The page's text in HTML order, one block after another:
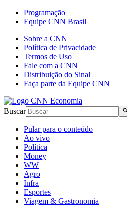
Programação
Equipe CNN Brasil
Sobre a CNN
Política de Privacidade
Termos de Uso
Fale com a CNN
Distribuição do Sinal
Faça parte da Equipe CNN
Buscar
Pular para o conteúdo
Ao vivo
Política
Money
WW
Agro
Infra
Esportes
Viagem & Gastronomia